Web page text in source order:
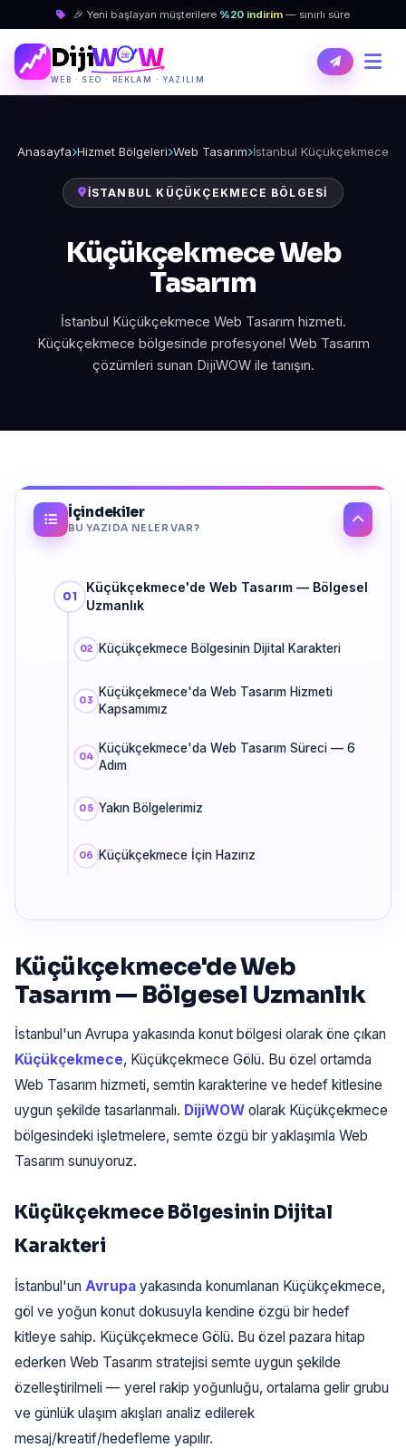
🎉 Yeni başlayan müşterilere %20 indirim — sınırlı süre
DijiW W
WEB · SEO · REKLAM · YAZILIM
Anasayfa Hizmet Bölgeleri Web Tasarım İstanbul Küçükçekmece
İSTANBUL KÜÇÜKÇEKMECE BÖLGESI
Küçükçekmece Web
Tasarım
İstanbul Küçükçekmece Web Tasarım hizmeti.
Küçükçekmece bölgesinde profesyonel Web Tasarım
çözümleri sunan DijiWOW ile tanışın.
İçindekiler
BU YAZIDA NELER VAR?
Küçükçekmece'de Web Tasarım — Bölgesel
Uzmanlık
Küçükçekmece Bölgesinin Dijital Karakteri
Küçükçekmece'da Web Tasarım Hizmeti
Kapsamımız
Küçükçekmece'da Web Tasarım Süreci — 6
Adım
Yakın Bölgelerimiz
Küçükçekmece İçin Hazırız
Küçükçekmece'de Web
Tasarım — Bölgesel Uzmanlık
İstanbul'un Avrupa yakasında konut bölgesi olarak öne çıkan
Küçükçekmece, Küçükçekmece Gölü. Bu özel ortamda
Web Tasarım hizmeti, semtin karakterine ve hedef kitlesine
uygun şekilde tasarlanmalı. DijiWOW olarak Küçükçekmece
bölgesindeki işletmelere, semte özgü bir yaklaşımla Web
Tasarım sunuyoruz.
Küçükçekmece Bölgesinin Dijital
Karakteri
İstanbul'un Avrupa yakasında konumlanan Küçükçekmece,
göl ve yoğun konut dokusuyla kendine özgü bir hedef
kitleye sahip. Küçükçekmece Gölü. Bu özel pazara hitap
ederken Web Tasarım stratejisi semte uygun şekilde
özelleştirilmeli — yerel rakip yoğunluğu, ortalama gelir grubu
ve günlük ulaşım akışları analiz edilerek
mesaj/kreatif/hedefleme yapılır.